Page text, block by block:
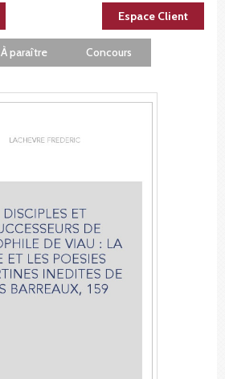
Espace Client
À paraître Concours